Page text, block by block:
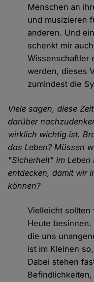
Menschen an
und musizieren
anderen. Und
schenkt mir
Wissenschaftler
werden, dieses
zumindest die
Viele sagen, diese
darüber
wirklich wichtig ist.
das Leben? Müssen
"Sicherheit" im
entdecken, damit wir
können?
Vielleicht sollten
Heute
die uns
ist im Kleinen
Dabei stehen